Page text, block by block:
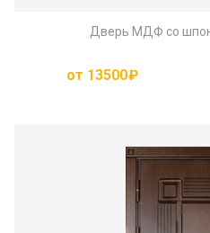
Дверь МДФ со
от 13500₽